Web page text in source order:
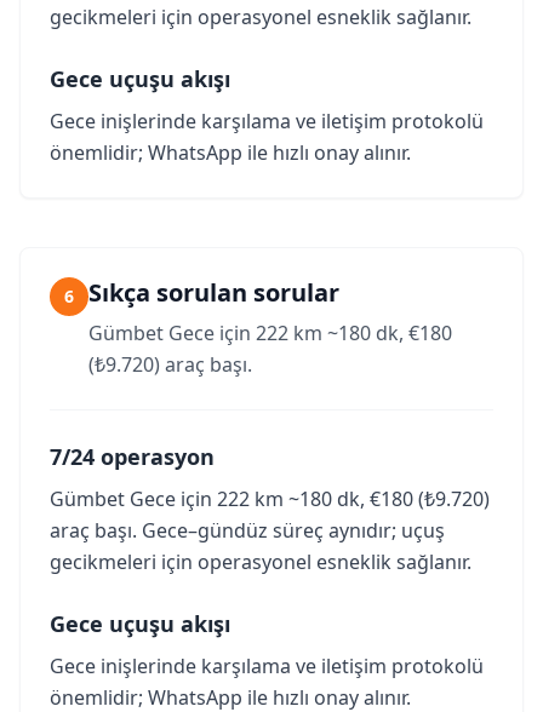
gecikmeleri için operasyonel esneklik sağlanır.
Gece uçuşu akışı
Gece inişlerinde karşılama ve iletişim protokolü
önemlidir; WhatsApp ile hızlı onay alınır.
6 Sıkça sorulan sorular
Gümbet Gece için 222 km ~180 dk, €180
(₺9.720) araç başı.
7/24 operasyon
Gümbet Gece için 222 km ~180 dk, €180 (₺9.720)
araç başı. Gece–gündüz süreç aynıdır; uçuş
gecikmeleri için operasyonel esneklik sağlanır.
Gece uçuşu akışı
Gece inişlerinde karşılama ve iletişim protokolü
önemlidir; WhatsApp ile hızlı onay alınır.